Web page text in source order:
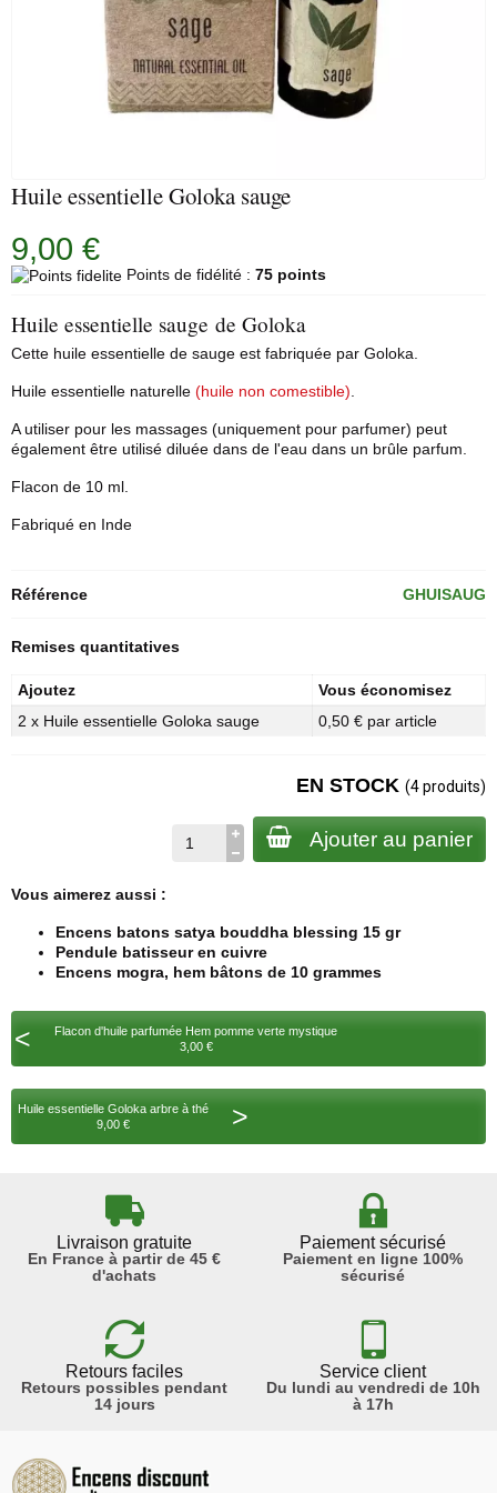
Huile essentielle Goloka sauge
9,00 €
Points de fidélité : 75 points
Huile essentielle sauge de Goloka
Cette huile essentielle de sauge est fabriquée par Goloka.
Huile essentielle naturelle (huile non comestible).
A utiliser pour les massages (uniquement pour parfumer) peut
également être utilisé diluée dans de l'eau dans un brûle parfum.
Flacon de 10 ml.
Fabriqué en Inde
Référence GHUISAUG
Remises quantitatives
Ajoutez
Vous économisez
2 x Huile essentielle Goloka sauge
0,50 € par article
EN STOCK (4 produits)
Ajouter au panier
Vous aimerez aussi :
Encens batons satya bouddha blessing 15 gr
Pendule batisseur en cuivre
Encens mogra, hem bâtons de 10 grammes
<
Flacon d'huile parfumée Hem pomme verte mystique
3,00 €
Huile essentielle Goloka arbre à thé
9,00 €
>
Livraison gratuite
En France à partir de 45 €
d'achats
Paiement sécurisé
Paiement en ligne 100%
sécurisé
Retours faciles
Retours possibles pendant
14 jours
Service client
Du lundi au vendredi de 10h
à 17h